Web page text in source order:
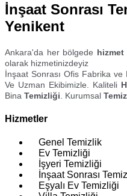
İnşaat Sonrası
Yenikent
Ankara'da her bölgede hizmet
olarak hizmetinizdeyiz
İnşaat Sonrası Ofis Fabrika ve
Ve Uzman Ekibimizle. Kaliteli
Bina Temizliği . Kurumsal
Hizmetler
Genel Temizlik
Ev Temizliği
İşyeri Temizliği
İnşaat Sonrası
Eşyalı Ev Temizliği